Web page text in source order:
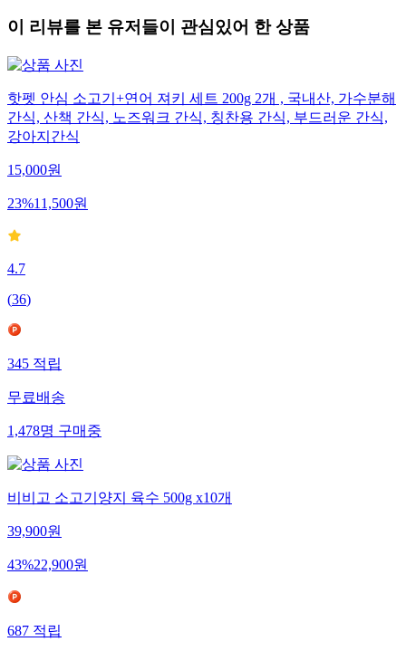
이 리뷰를 본 유저들이 관심있어 한 상품
핫펫 안심 소고기+연어 져키 세트 200g 2개 , 국내산, 가수분해
간식, 산책 간식, 노즈워크 간식, 칭찬용 간식, 부드러운 간식,
강아지간식
15,000원
23%11,500원
4.7
(36)
345 적립
무료배송
1,478명 구매중
비비고 소고기양지 육수 500g x10개
39,900원
43%22,900원
687 적립